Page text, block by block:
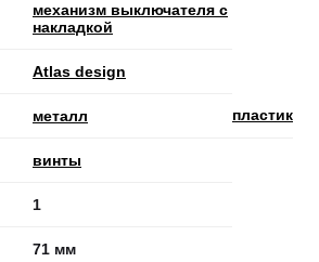
механизм выключателя с
накладкой
Atlas design
металл пластик
винты
1
71 мм